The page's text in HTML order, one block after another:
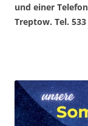
und einer
Treptow. Tel.